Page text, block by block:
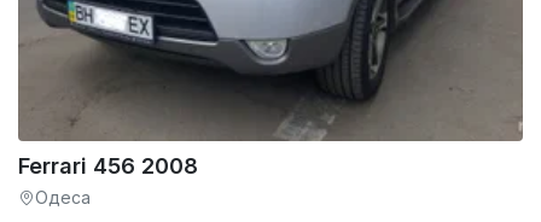
Ferrari 456 2008
Одеса